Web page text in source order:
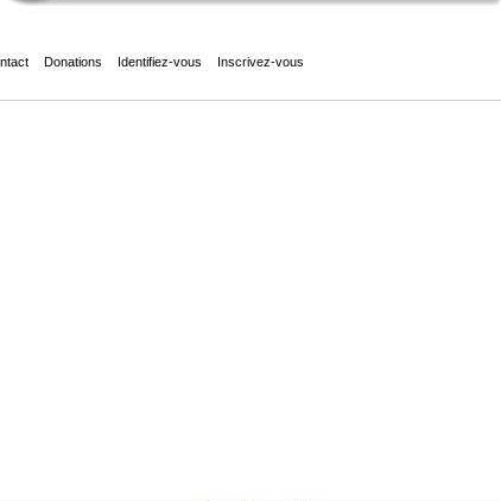
Donations Identifiez-vous Inscrivez-vous